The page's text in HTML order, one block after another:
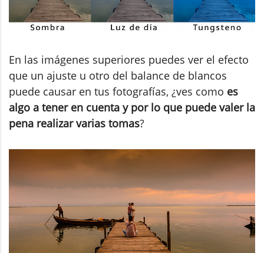
En las imágenes superiores puedes ver el efecto
que un ajuste u otro del balance de blancos
puede causar en tus fotografías, ¿ves como es
algo a tener en cuenta y por lo que puede valer la
pena realizar varias tomas?